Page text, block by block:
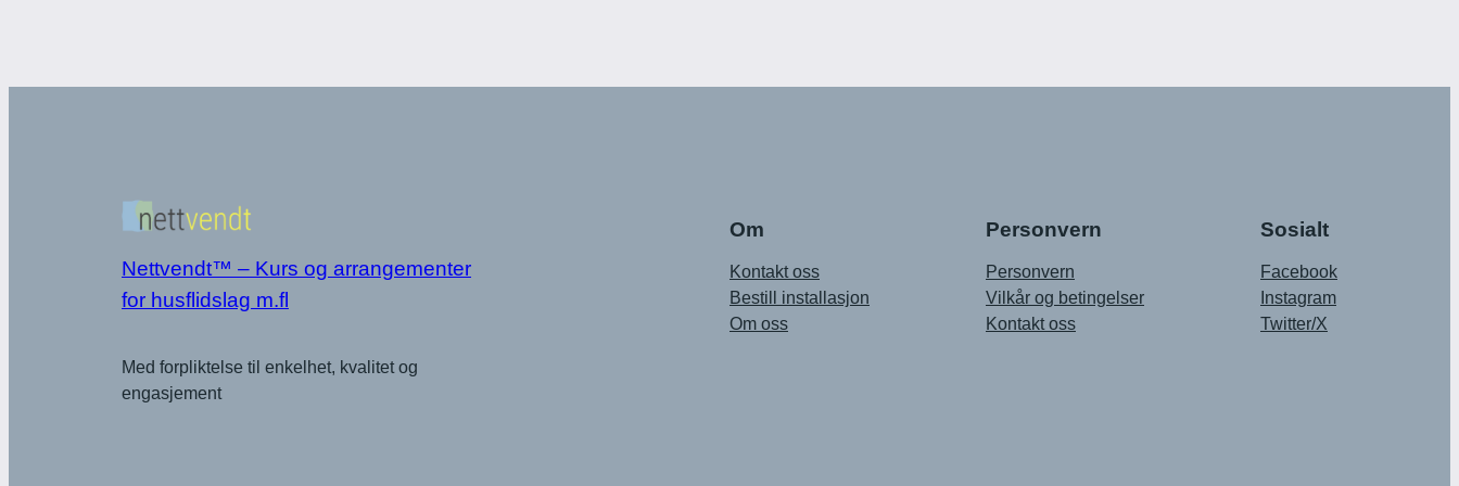
Nettvendt™ – Kurs og arrangementer
for husflidslag m.fl
Med forpliktelse til enkelhet, kvalitet og
engasjement
Om
Kontakt oss
Bestill installasjon
Om oss
Personvern
Personvern
Vilkår og betingelser
Kontakt oss
Sosialt
Facebook
Instagram
Twitter/X